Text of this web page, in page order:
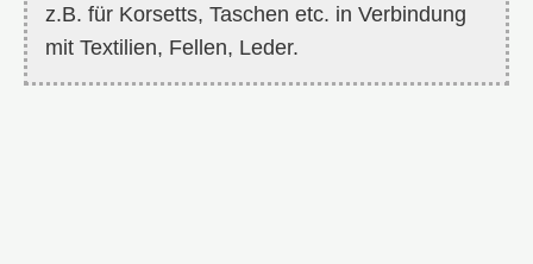
z.B. für Korsetts, Taschen etc. in Verbindung
mit Textilien, Fellen, Leder.